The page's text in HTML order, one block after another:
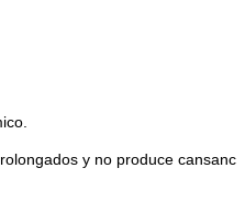
y no produce